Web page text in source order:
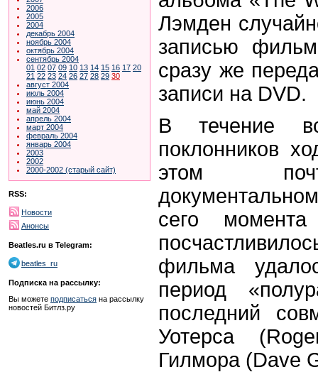
2006
2005
2004
декабрь 2004
ноябрь 2004
октябрь 2004
сентябрь 2004
01 02 07 09 10 13 14 15 16 17 20
21 22 23 24 26 27 28 29 30
август 2004
июль 2004
июнь 2004
май 2004
апрель 2004
март 2004
февраль 2004
январь 2004
2003
2002
2000-2002 (старый сайт)
RSS:
Новости
Анонсы
Beatles.ru в Telegram:
beatles_ru
Подписка на рассылку:
Вы можете подписаться на рассылку
новостей Битлз.ру
Лэмден
записью
сразу же
записи на DVD.
В течение
поклонников
этом
сего
фильма
период
последний
Уотерса
Гилмора (Dave